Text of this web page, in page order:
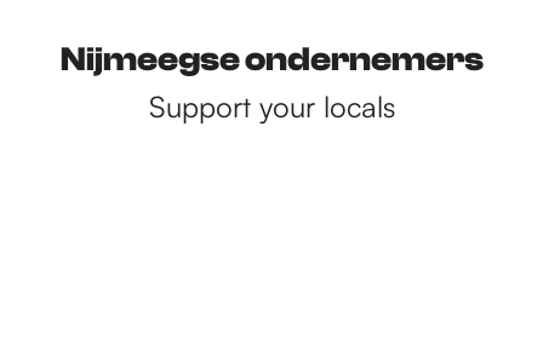
Nijmeegse ondernemers
Support your locals